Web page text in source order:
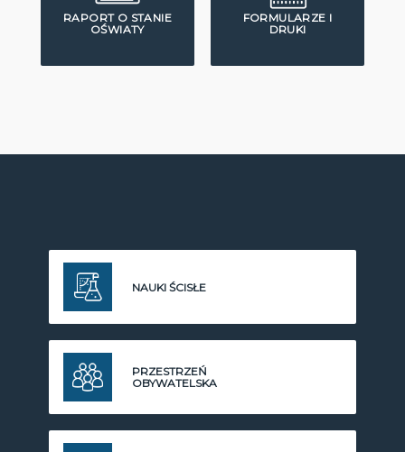
RAPORT O STANIE
OŚWIATY
FORMULARZE I
DRUKI
NAUKI ŚCISŁE
PRZESTRZEŃ
OBYWATELSKA